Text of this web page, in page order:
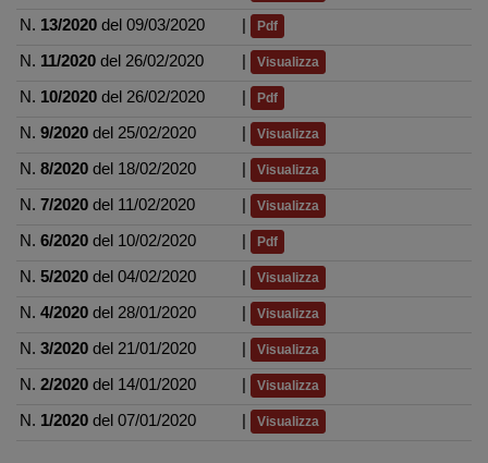
N. 13/2020 del 09/03/2020 Pdf
N. 11/2020 del 26/02/2020 Visualizza
N. 10/2020 del 26/02/2020 Pdf
N. 9/2020 del 25/02/2020 Visualizza
N. 8/2020 del 18/02/2020 Visualizza
N. 7/2020 del 11/02/2020 Visualizza
N. 6/2020 del 10/02/2020 Pdf
N. 5/2020 del 04/02/2020 Visualizza
N. 4/2020 del 28/01/2020 Visualizza
N. 3/2020 del 21/01/2020 Visualizza
N. 2/2020 del 14/01/2020 Visualizza
N. 1/2020 del 07/01/2020 Visualizza